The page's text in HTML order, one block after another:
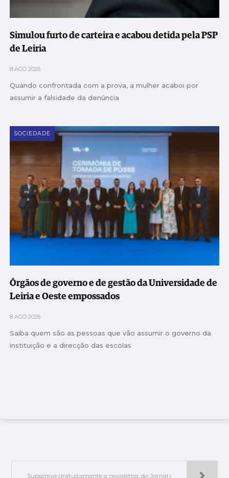
Simulou furto de carteira e acabou detida pela PSP
de Leiria
8 AGO 2026
Quando confrontada com a prova, a mulher acaboi por
assumir a falsidade da denúncia
SOCIEDADE
Órgãos de governo e de gestão da Universidade de
Leiria e Oeste empossados
8 AGO 2026
Saiba quem são as pessoas que vão assumir o governo da
instituição e a direcção das escolas